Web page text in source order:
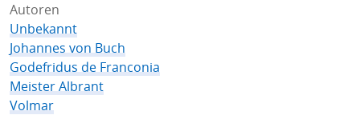
Autoren
Unbekannt
Johannes von Buch
Godefridus de Franconia
Meister Albrant
Volmar